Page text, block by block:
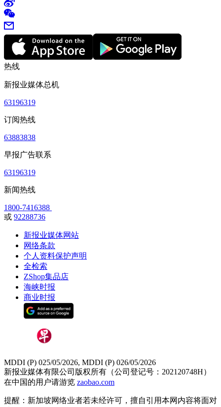
热线
新报业媒体总机
63196319
订阅热线
63883838
早报广告联系
63196319
新闻热线
1800-7416388
或 92288736
新报业媒体网站
网络条款
个人资料保护声明
全检索
ZShop集品店
海峡时报
商业时报
MDDI (P) 025/05/2026, MDDI (P) 026/05/2026
新报业媒体有限公司版权所有（公司登记号：202120748H）
在中国的用户请游览 zaobao.com
提醒：新加坡网络业者若未经许可，擅自引用本网内容将面对